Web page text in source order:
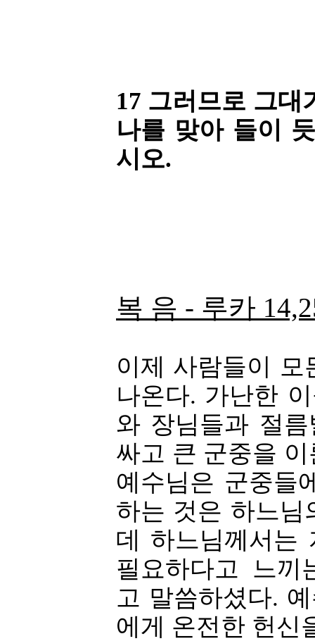
17 그러므로 그대
나를 맞아 들이
시오.
복 음 - 루카
이제 사람들이
나온다. 가난한
와 장님들과 절
싸고 큰 군중을
예수님은 군중들
하는 것은 하느님
데 하느님께서는
필요하다고 느끼
고 말씀하셨다.
에게 온전한 헌신